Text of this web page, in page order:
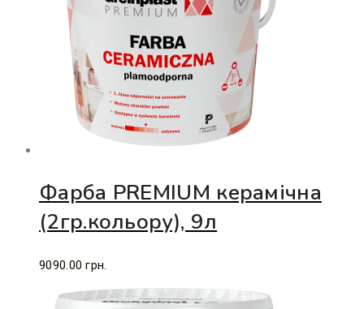
Фарба PREMIUM керамічна
(2гр.кольору), 9л
9090.00 грн.